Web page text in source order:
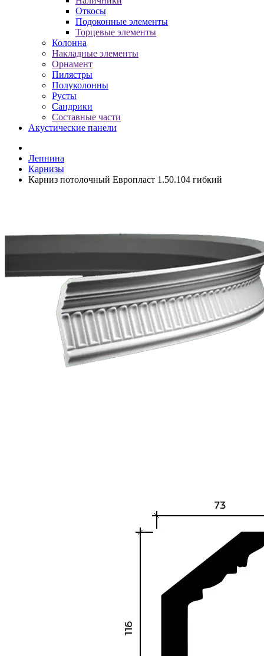
Откосы
Подоконные элементы
Торцевые элементы
Колонна
Накладные элементы
Орнамент
Пилястры
Полуколонны
Русты
Сандрики
Составные части
Акустические панели
Лепнина
Карнизы
Карниз потолочный Европласт 1.50.104 гибкий